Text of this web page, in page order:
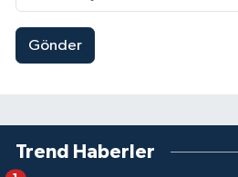
Gönder
Trend Haberler